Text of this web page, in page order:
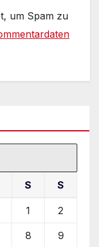
um Spam zu
S S
1 2
8 9